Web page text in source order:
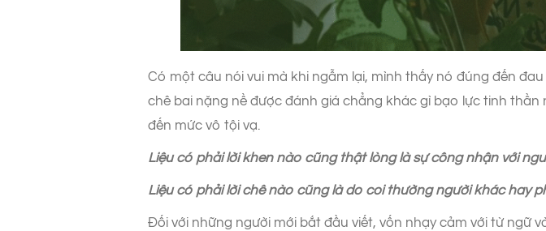
Có một câu nói vui mà khi ngẫm lại, mình thấy nó đúng đến
chê bai nặng nề được đánh giá chẳng khác gì bạo lực tinh
đến mức vô tội vạ.
Liệu có phải lời khen nào cũng thật lòng là sự công nhận với
Liệu có phải lời chê nào cũng là do coi thường người khác hay
Đối với những người mới bắt đầu viết, vốn nhạy cảm với từ ngữ